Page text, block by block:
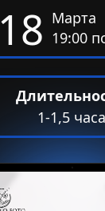
18
1-1,5 часа
Марта
19:00